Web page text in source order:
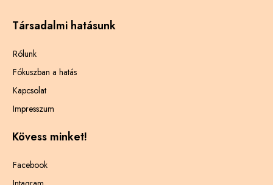
Társadalmi hatásunk
Rólunk
Fókuszban a hatás
Kapcsolat
Impresszum
Kövess minket!
Facebook